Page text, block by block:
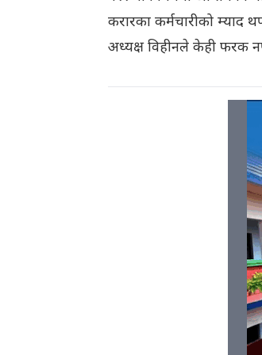
करारका कर्मचारीको म्याद
अध्यक्ष विहीनले केही फरक